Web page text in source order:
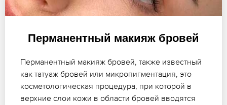
Перманентный макияж бровей
Перманентный макияж бровей, также известный
как татуаж бровей или микропигментация, это
косметологическая процедура, при которой в
верхние слои кожи в области бровей вводятся